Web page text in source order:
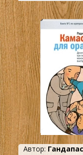
Автор: